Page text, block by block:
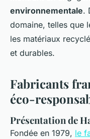
environnementale.
domaine, telles que
les matériaux
et durables.
Fabricants
éco-
Présentation de
Fondée en 1979, le